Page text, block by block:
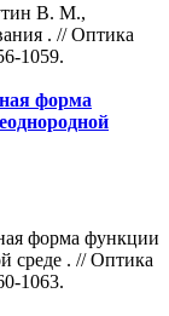
В. М.,
. // Оптика
1059.
форма
форма функции
среде . // Оптика
1063.